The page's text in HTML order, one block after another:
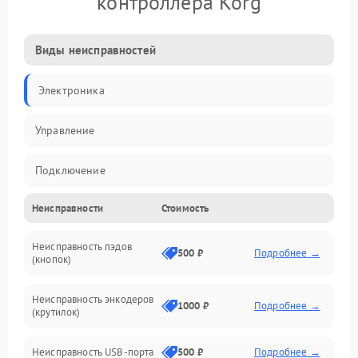
Виды неисправностей
Электроника
Управление
Подключение
Механические повреждения
Программное обеспечение
Неисправности Стоимость
Неисправность пэдов
(кнопок)
500 ₽ Подробнее →
Неисправность энкодеров
(крутилок)
1000 ₽ Подробнее →
Неисправность USB-порта 500 ₽ Подробнее →